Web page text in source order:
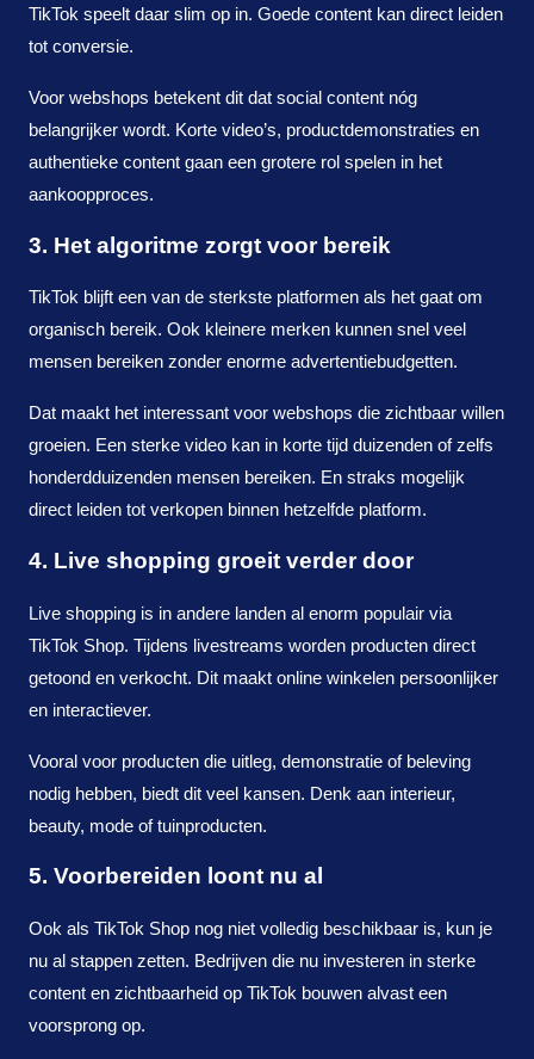
TikTok speelt daar slim op in. Goede content kan direct leiden
tot conversie.
Voor webshops betekent dit dat social content nóg
belangrijker wordt. Korte video’s, productdemonstraties en
authentieke content gaan een grotere rol spelen in het
aankoopproces.
3. Het algoritme zorgt voor bereik
TikTok blijft een van de sterkste platformen als het gaat om
organisch bereik. Ook kleinere merken kunnen snel veel
mensen bereiken zonder enorme advertentiebudgetten.
Dat maakt het interessant voor webshops die zichtbaar willen
groeien. Een sterke video kan in korte tijd duizenden of zelfs
honderdduizenden mensen bereiken. En straks mogelijk
direct leiden tot verkopen binnen hetzelfde platform.
4. Live shopping groeit verder door
Live shopping is in andere landen al enorm populair via
TikTok Shop. Tijdens livestreams worden producten direct
getoond en verkocht. Dit maakt online winkelen persoonlijker
en interactiever.
Vooral voor producten die uitleg, demonstratie of beleving
nodig hebben, biedt dit veel kansen. Denk aan interieur,
beauty, mode of tuinproducten.
5. Voorbereiden loont nu al
Ook als TikTok Shop nog niet volledig beschikbaar is, kun je
nu al stappen zetten. Bedrijven die nu investeren in sterke
content en zichtbaarheid op TikTok bouwen alvast een
voorsprong op.